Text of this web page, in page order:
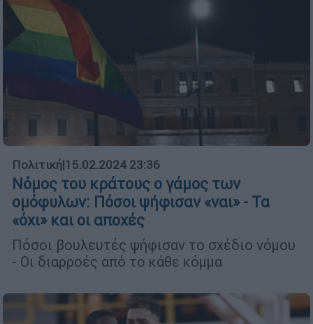
Πολιτική|15.02.2024 23:36
Νόμος του κράτους ο γάμος των
ομόφυλων: Πόσοι ψήφισαν «ναι» - Τα
«όχι» και οι αποχές
Πόσοι βουλευτές ψήφισαν το σχέδιο νόμου
- Oι διαρροές από το κάθε κόμμα